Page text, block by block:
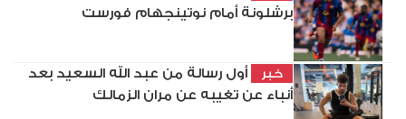
برشلونة أمام نوتينجهام فورست
خبر
أول رسالة من عبد الله السعيد بعد
أنباء عن تغيبه عن مران الزمالك